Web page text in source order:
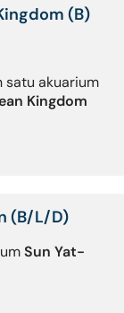
(B)
satu akuarium
Kingdom
(B/L/D)
Sun Yat-